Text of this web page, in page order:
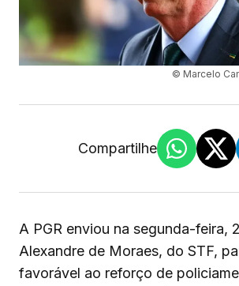
© Marcelo
Compartilhe
A PGR enviou na segunda-feira,
Alexandre de Moraes, do STF,
favorável ao reforço de